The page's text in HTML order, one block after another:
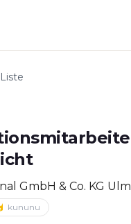
GmbH & Co. KG Ulm
kununu